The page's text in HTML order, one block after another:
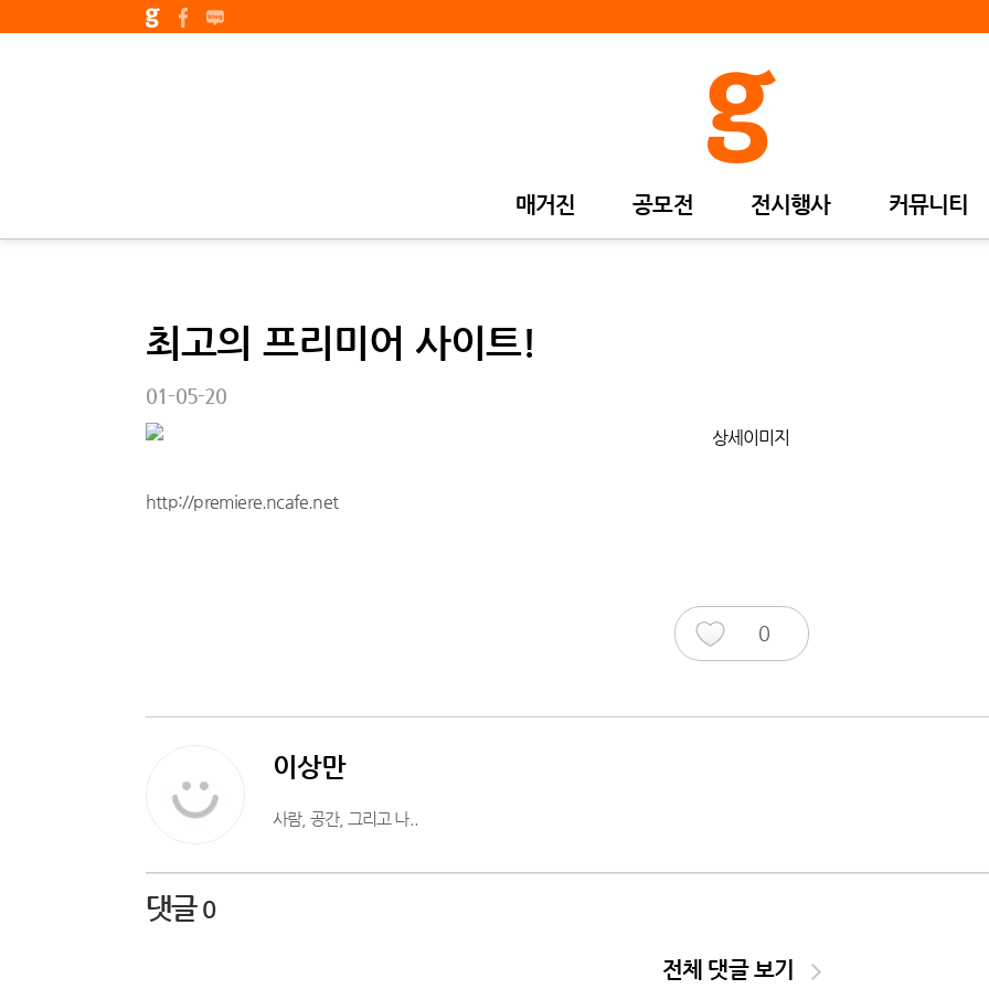
매거진 공모전 전시행사 커뮤니티
최고의 프리미어 사이트!
01-05-20
http://premiere.ncafe.net
0
이상만
사람, 공간, 그리고 나..
댓글 0
전체 댓글 보기